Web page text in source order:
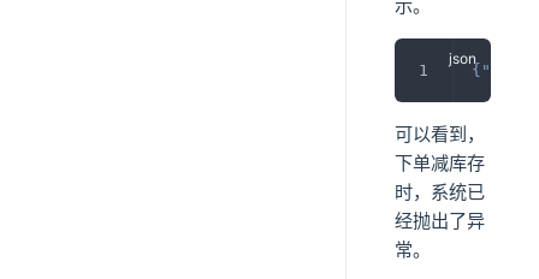
示。
{ "code"
可以看到，
下单减库存
时，系统已
经抛出了异
常。